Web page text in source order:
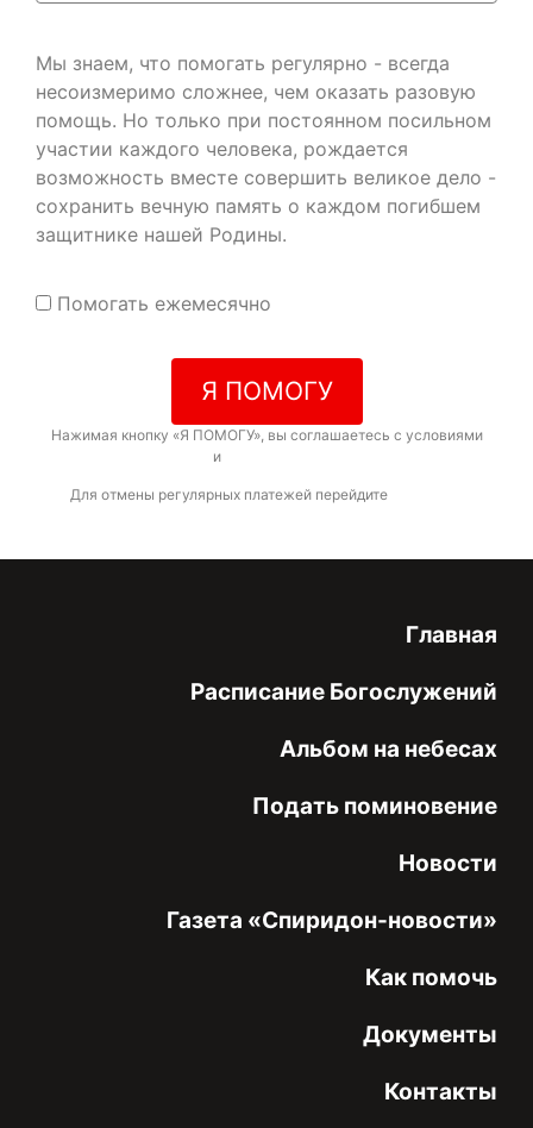
Мы знаем, что помогать регулярно - всегда
несоизмеримо сложнее, чем оказать разовую
помощь. Но только при постоянном посильном
участии каждого человека, рождается
возможность вместе совершить великое дело -
сохранить вечную память о каждом погибшем
защитнике нашей Родины.
Помогать ежемесячно
Я ПОМОГУ
Нажимая кнопку «Я ПОМОГУ», вы соглашаетесь с условиями
и
Для отмены регулярных платежей перейдите
Главная
Расписание Богослужений
Альбом на небесах
Подать поминовение
Новости
Газета «Спиридон-новости»
Как помочь
Документы
Контакты